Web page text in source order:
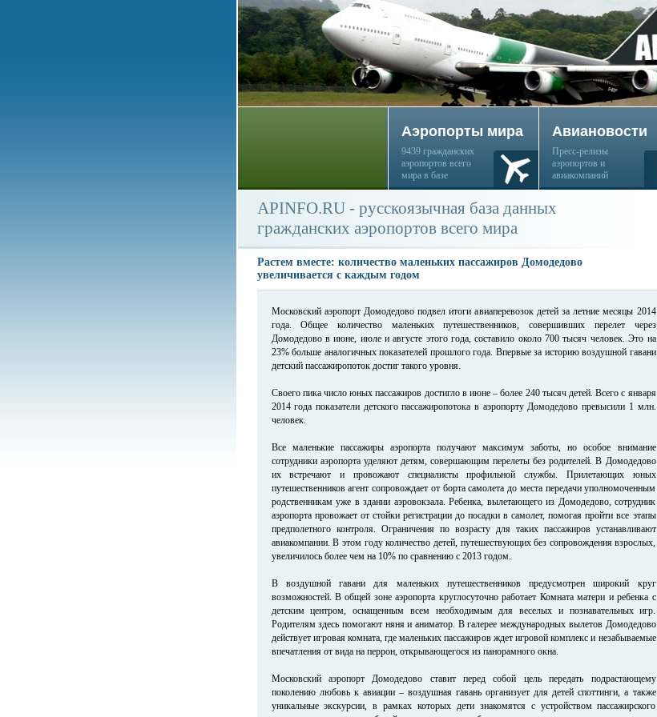
Аэропорты мира
9439 гражданских
аэропортов всего
мира в базе
Авиановости
Пресс-релизы
аэропортов и
авиакомпаний
APINFO.RU - русскоязычная база данных
гражданских аэропортов всего мира
Растем вместе: количество маленьких пассажиров Домодедово
увеличивается с каждым годом
Московский аэропорт Домодедово подвел итоги авиаперевозок детей за летние месяцы 2014
года. Общее количество маленьких путешественников, совершивших перелет через
Домодедово в июне, июле и августе этого года, составило около 700 тысяч человек. Это на
23% больше аналогичных показателей прошлого года. Впервые за историю воздушной гавани
детский пассажиропоток достиг такого уровня.
Своего пика число юных пассажиров достигло в июне – более 240 тысяч детей. Всего с января
2014 года показатели детского пассажиропотока в аэропорту Домодедово превысили 1 млн.
человек.
Все маленькие пассажиры аэропорта получают максимум заботы, но особое внимание
сотрудники аэропорта уделяют детям, совершающим перелеты без родителей. В Домодедово
их встречают и провожают специалисты профильной службы. Прилетающих юных
путешественников агент сопровождает от борта самолета до места передачи уполномоченным
родственникам уже в здании аэровокзала. Ребенка, вылетающего из Домодедово, сотрудник
аэропорта провожает от стойки регистрации до посадки в самолет, помогая пройти все этапы
предполетного контроля. Ограничения по возрасту для таких пассажиров устанавливают
авиакомпании. В этом году количество детей, путешествующих без сопровождения взрослых,
увеличилось более чем на 10% по сравнению с 2013 годом.
В воздушной гавани для маленьких путешественников предусмотрен широкий круг
возможностей. В общей зоне аэропорта круглосуточно работает Комната матери и ребенка с
детским центром, оснащенным всем необходимым для веселых и познавательных игр.
Родителям здесь помогают няня и аниматор. В галерее международных вылетов Домодедово
действует игровая комната, где маленьких пассажиров ждет игровой комплекс и незабываемые
впечатления от вида на перрон, открывающегося из панорамного окна.
Московский аэропорт Домодедово ставит перед собой цель передать подрастающему
поколению любовь к авиации – воздушная гавань организует для детей споттинги, а также
уникальные экскурсии, в рамках которых дети знакомятся с устройством пассажирского